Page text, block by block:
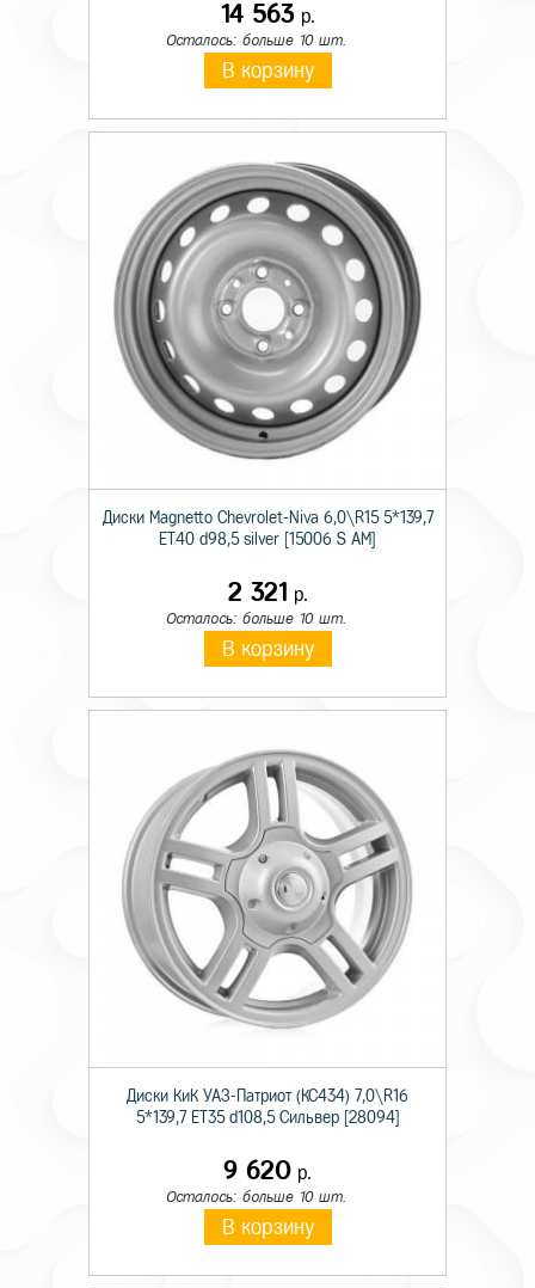
14 563р.
Осталось: больше 10 шт.
В корзину
Диски Magnetto Chevrolet-Niva 6,0\R15 5*139,7
ET40 d98,5 silver [15006 S AM]
2 321 р.
Осталось: больше 10 шт.
В корзину
Диски КиК УАЗ-Патриот (КС434) 7,0\R16
5*139,7 ET35 d108,5 Сильвер [28094]
9 620 р.
Осталось: больше 10 шт.
В корзину